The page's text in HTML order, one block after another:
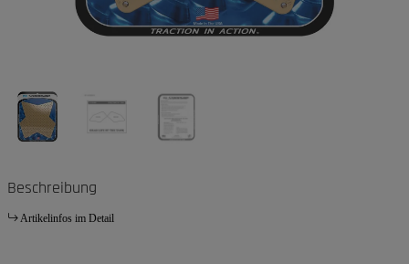
Beschreibung
Artikelinfos im Detail